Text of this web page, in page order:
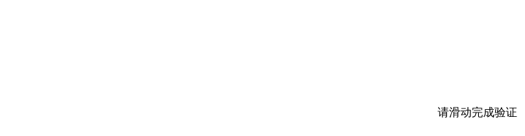
请滑动完成验证